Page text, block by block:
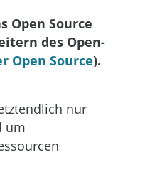
Open Source
des Open-
Open Source).
nur
um